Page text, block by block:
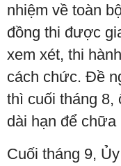
nhiệm về toàn
đồng thi được
xem xét, thi
cách chức. Đề
thì cuối tháng 8,
dài hạn để chữa
Cuối tháng 9,